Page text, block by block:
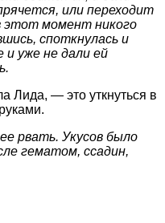
или переходит
этот момент никого
споткнулась и
и уже не дали ей
Лида, — это уткнуться в
рвать. Укусов было
гематом, ссадин,